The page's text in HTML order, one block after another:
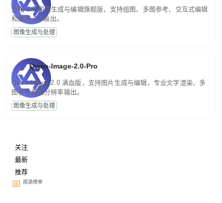
万相 2.7 图像生成与编辑旗舰版，支持组图、多图参考、交互式编辑
和最高 4K 输出。
图像生成与处理
Qwen-Image-2.0-Pro
Qwen-Image-2.0 满血版，支持图片生成与编辑、专业文字渲染、多
图参考和高分辨率输出。
图像生成与处理
关注
最新
推荐
阅读榜单